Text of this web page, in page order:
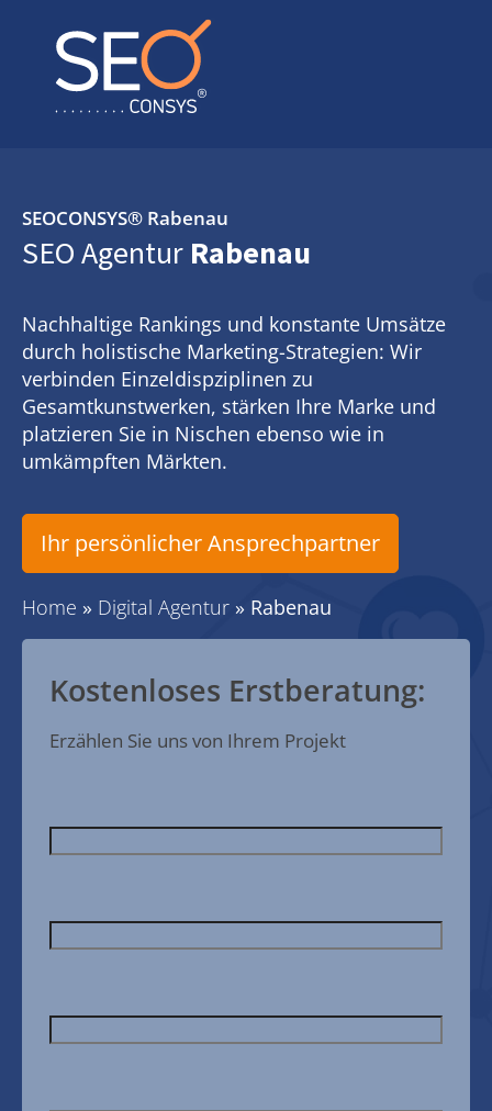
SEOCONSYS® Rabenau
SEO Agentur Rabenau
Nachhaltige Rankings und konstante Umsätze
durch holistische Marketing-Strategien: Wir
verbinden Einzeldispziplinen zu
Gesamtkunstwerken, stärken Ihre Marke und
platzieren Sie in Nischen ebenso wie in
umkämpften Märkten.
Ihr persönlicher Ansprechpartner
Home » Digital Agentur » Rabenau
Kostenloses Erstberatung:
Erzählen Sie uns von Ihrem Projekt